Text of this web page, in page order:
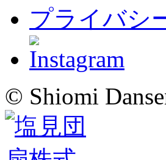
プライバシ
© Shiomi